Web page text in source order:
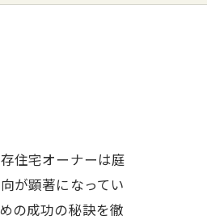
住宅オーナーは庭
が顕著になってい
の成功の秘訣を徹